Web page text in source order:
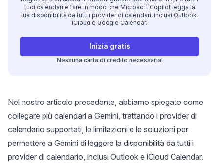
tuoi calendari e fare in modo che Microsoft Copilot legga la
tua disponibilità da tutti i provider di calendari, inclusi Outlook,
iCloud e Google Calendar.
Inizia gratis
Nessuna carta di credito necessaria!
Nel nostro articolo precedente, abbiamo spiegato come
collegare più calendari a Gemini, trattando i provider di
calendario supportati, le limitazioni e le soluzioni per
permettere a Gemini di leggere la disponibilità da tutti i
provider di calendario, inclusi Outlook e iCloud Calendar.